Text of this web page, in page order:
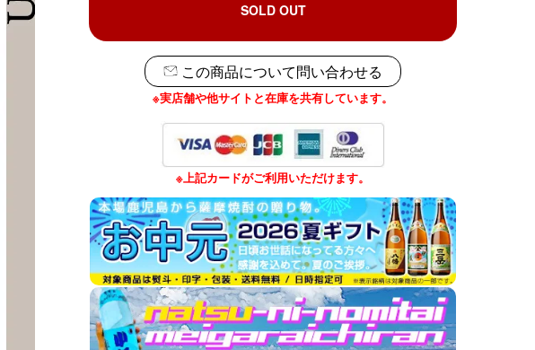
SOLD OUT
この商品について問い合わせる
※実店舗や他サイトと在庫を共有しています。
※上記カードがご利用いただけます。